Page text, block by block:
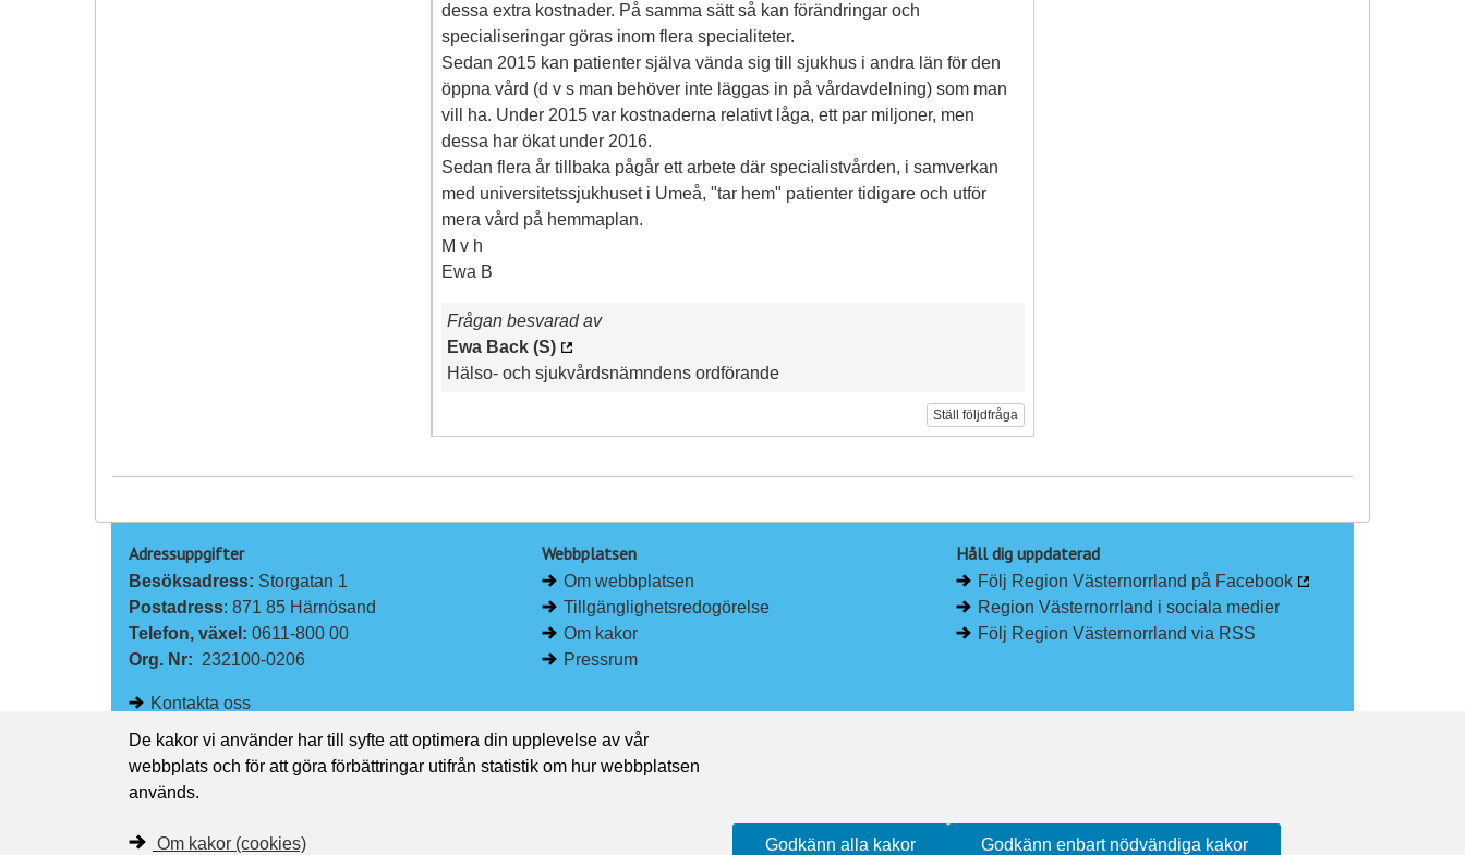
dessa extra kostnader. På samma sätt så kan förändringar och
specialiseringar göras inom flera specialiteter.
Sedan 2015 kan patienter själva vända sig till sjukhus i andra län för den
öppna vård (d v s man behöver inte läggas in på vårdavdelning) som man
vill ha. Under 2015 var kostnaderna relativt låga, ett par miljoner, men
dessa har ökat under 2016.
Sedan flera år tillbaka pågår ett arbete där specialistvården, i samverkan
med universitetssjukhuset i Umeå, "tar hem" patienter tidigare och utför
mera vård på hemmaplan.
M v h
Ewa B
Frågan besvarad av
Ewa Back (S)
Hälso- och sjukvårdsnämndens ordförande
Ställ följdfråga
Adressuppgifter
Besöksadress: Storgatan 1
Postadress: 871 85 Härnösand
Telefon, växel: 0611-800 00
Org. Nr: 232100-0206
Kontakta oss
Webbplatsen
Om webbplatsen
Tillgänglighetsredogörelse
Om kakor
Pressrum
Håll dig uppdaterad
Följ Region Västernorrland på Facebook
Region Västernorrland i sociala medier
Följ Region Västernorrland via RSS
De kakor vi använder har till syfte att optimera din upplevelse av vår
webbplats och för att göra förbättringar utifrån statistik om hur webbplatsen
används.
Om kakor (cookies) Godkänn alla kakor Godkänn enbart nödvändiga kakor